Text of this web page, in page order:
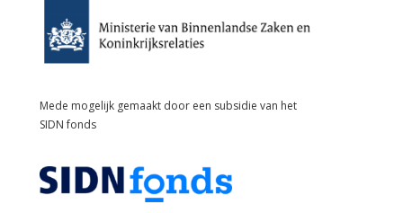
Mede mogelijk gemaakt door een subsidie van het
SIDN fonds